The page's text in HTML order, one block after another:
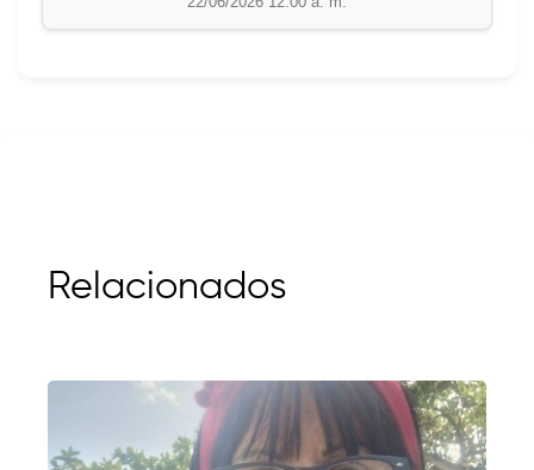
Relacionados